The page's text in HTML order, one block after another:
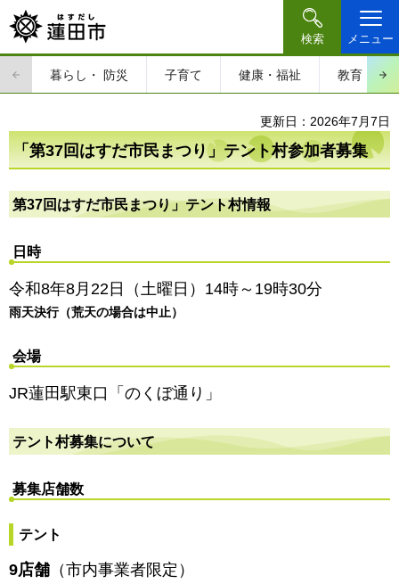
検索 メニュー
暮らし・ 防災 子育て 健康・福祉 教育・文
更新日：2026年7月7日
「第37回はすだ市民まつり」テント村参加者募集
第37回はすだ市民まつり」テント村情報
日時
令和8年8月22日（土曜日）14時～19時30分
雨天決行（荒天の場合は中止）
会場
JR蓮田駅東口「のくぼ通り」
テント村募集について
募集店舗数
テント
9店舗 （市内事業者限定）